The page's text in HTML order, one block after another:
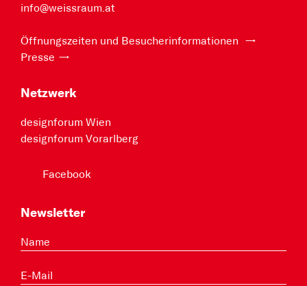
info@weissraum.at
Öffnungszeiten und Besucherinformationen
Presse
Netzwerk
designforum Wien
designforum Vorarlberg
Facebook
Newsletter